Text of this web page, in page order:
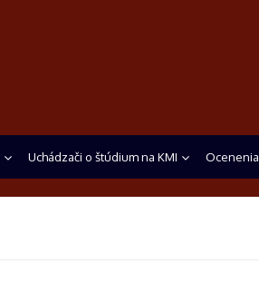
Uchádzači o štúdium na KMI Ocenenia